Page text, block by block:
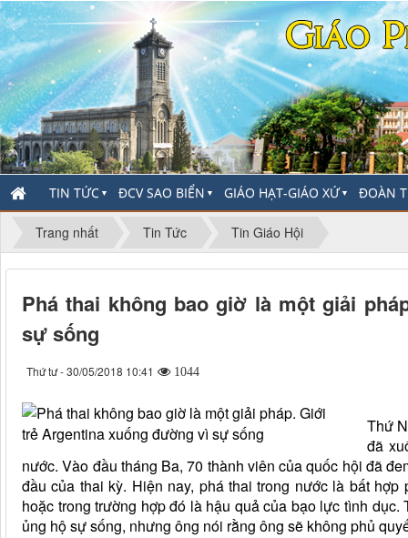
TIN TỨC ▼ ĐCV SAO BIỂN ▼ GIÁO HẠT-GIÁO XỨ▼ ĐOÀN
Trang nhất Tin Tức Tin Giáo Hội
Phá thai không bao giờ là một giải
sự sống
Thứ tư - 30/05/2018 10:41 1044
Thứ
đã
nước. Vào đầu tháng Ba, 70 thành viên của quốc hội đã
đầu của thai kỳ. Hiện nay, phá thai trong nước là bất
hoặc trong trường hợp đó là hậu quả của bạo lực tình
ủng hộ sự sống, nhưng ông nói rằng ông sẽ không phủ